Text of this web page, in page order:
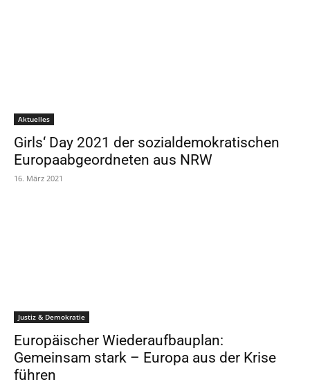
Aktuelles
Girls‘ Day 2021 der sozialdemokratischen
Europaabgeordneten aus NRW
16. März 2021
Justiz & Demokratie
Europäischer Wiederaufbauplan:
Gemeinsam stark – Europa aus der Krise
führen